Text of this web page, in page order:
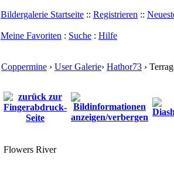
Bildergalerie Startseite :: Registrieren ::
Meine Favoriten : Suche : Hilfe
Coppermine › User Galerie› Hathor73 ›
Flowers River